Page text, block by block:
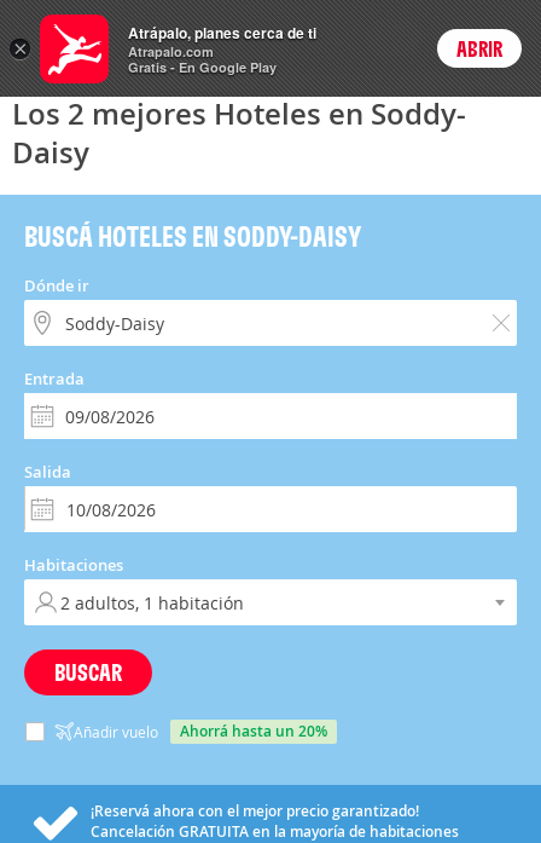
Hoteles Precios enPeso
ARSCambiar moneda
Login
Los 2 mejores Hoteles en Soddy-
Daisy
BUSCÁ HOTELES EN SODDY-DAISY
Dónde ir
Entrada
Salida
Habitaciones
BUSCAR
Añadir vuelo ahorrá hasta un 20%
¡Reservá ahora con el mejor precio garantizado!
Cancelación GRATUITAen la mayoría de habitaciones
×
Atrápalo, planes cerca de ti
Atrapalo.com
Gratis - En Google Play
ABRIR